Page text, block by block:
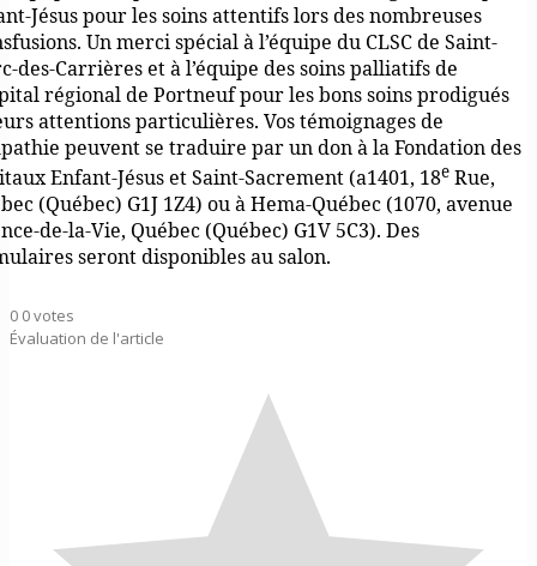
Jésus pour les soins attentifs lors des nombreuses
Un merci spécial à l’équipe du CLSC de Saint-
des-Carrières et à l’équipe des soins palliatifs de
régional de Portneuf pour les bons soins prodigués
attentions particulières. Vos témoignages de
peuvent se traduire par un don à la Fondation des
Enfant-Jésus et Saint-Sacrement (a1401, 18e Rue,
(Québec) G1J 1Z4) ou à Hema-Québec (1070, avenue
de-la-Vie, Québec (Québec) G1V 5C3). Des
seront disponibles au salon.
0 0votes
Évaluation de l'article